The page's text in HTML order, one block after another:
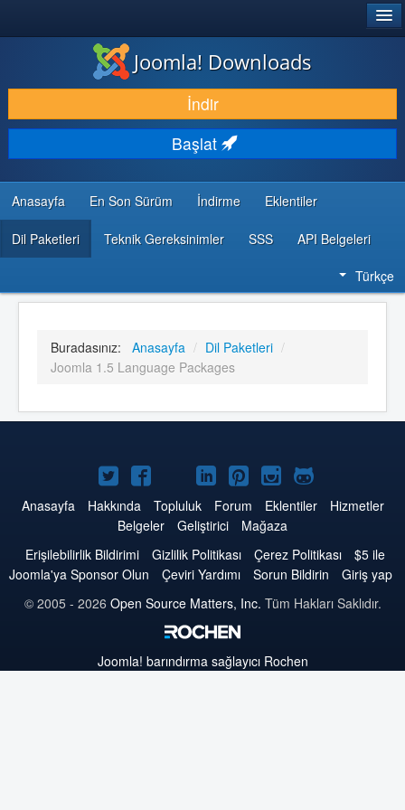
İNDIR & GENIŞLET
KEŞFET & ÖĞREN
TOPLULUK & DESTEK
GELIŞTIRICI KAYNAKLARI
Joomla! Downloads
İndir
Başlat
Anasayfa En Son Sürüm İndirme Eklentiler
Dil Paketleri Teknik Gereksinimler SSS API Belgeleri
Türkçe
Buradasınız: Anasayfa / Dil Paketleri /
Joomla 1.5 Language Packages
Twitter'da
Joomla
Facebook'da
Joomla
YouTube'da
Joomla
LinkedIn'de
Joomla
Pinterest'de
Joomla
Instagram'da
Joomla
GitHub'da
Joomla
Anasayfa Hakkında Topluluk Forum Eklentiler
Hizmetler
Belgeler
Geliştirici
Mağaza
Erişilebilirlik Bildirimi
Gizlilik Politikası Çerez Politikası
$5 ile
Joomla'ya Sponsor Olun
Çeviri Yardımı Sorun Bildirin
Giriş yap
© 2005 - 2026 Open Source Matters, Inc. Tüm Hakları Saklıdır.
Joomla! barındırma sağlayıcı Rochen